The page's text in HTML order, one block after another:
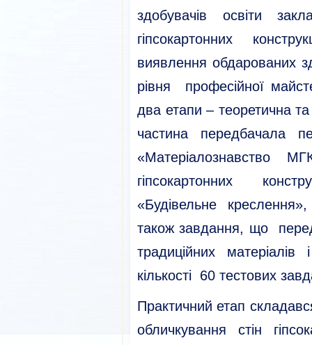
здобувачів освіти
гіпсокартонних
виявлення обдарованих
рівня професійної
два етапи – теоретична
частина передбачала
«Матеріалознавство
гіпсокартонних
«Будівельне
також завдання, що
традиційних
кількості 60 тестових
Практичний етап
обличкування стін